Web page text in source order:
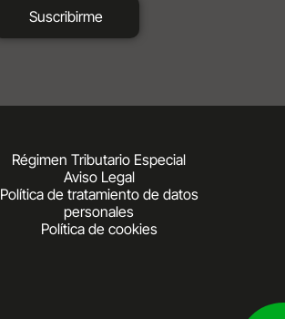
Suscribirme
Régimen Tributario Especial
Aviso Legal
Política de tratamiento de datos
personales
Política de cookies